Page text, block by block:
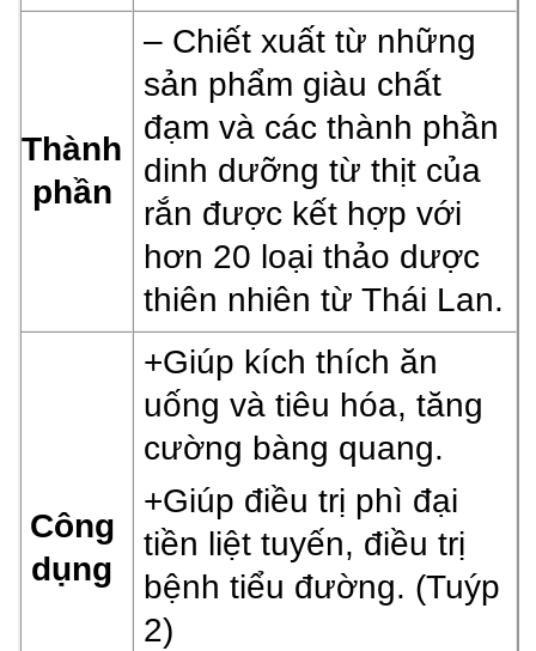
Thành
phần
– Chiết xuất từ những
sản phẩm giàu chất
đạm và các thành phần
dinh dưỡng từ thịt của
rắn được kết hợp với
hơn 20 loại thảo dược
thiên nhiên từ Thái Lan.
Công
dụng
+Giúp kích thích ăn
uống và tiêu hóa, tăng
cường bàng quang.
+Giúp điều trị phì đại
tiền liệt tuyến, điều trị
bệnh tiểu đường. (Tuýp
2)